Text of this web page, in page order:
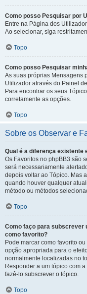
Como posso Pesquisar por
Entre na Página dos
Ao selecionar, siga
Topo
Como posso Pesquisar
As suas próprias Mensagens
Utilizador através do Painel
Para encontrar os seus
corretamente as opções.
Topo
Sobre os Observar e
Qual é a diferença existente
Os Favoritos no phpBB3 são
será necessariamente
depois voltar ao Tópico. Mas
quando houver qualquer
método ou métodos
Topo
Como faço para subscrever
como favorito?
Pode marcar como favorito
opção apropriada para o
normalmente localizadas no
Responder a um tópico com
fazê-lo subscrever o tópico.
Topo